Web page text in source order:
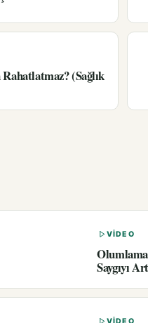
(Sağlık
VIDEO
Saygıyı
VIDEO